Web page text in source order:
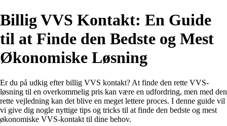
Billig VVS Kontakt: En Guide
til at Finde den Bedste og Mest
Økonomiske Løsning
Er du på udkig efter billig VVS kontakt? At finde den rette VVS-
løsning til en overkommelig pris kan være en udfordring, men med den
rette vejledning kan det blive en meget lettere proces. I denne guide vil
vi give dig nogle nyttige tips og tricks til at finde den bedste og mest
økonomiske VVS-kontakt til dine behov.